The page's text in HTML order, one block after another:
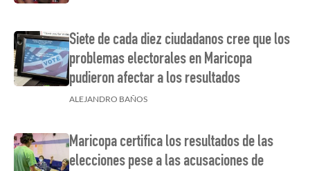
Siete de cada diez ciudadanos cree que los
problemas electorales en Maricopa
pudieron afectar a los resultados
ALEJANDRO BAÑOS
Maricopa certifica los resultados de las
elecciones pese a las acusaciones de